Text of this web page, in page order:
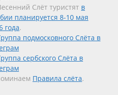
Слёт туристят в
планируется 8-10 мая
года.
подмосковного Слёта в
сербского Слёта в
Правила слёта.